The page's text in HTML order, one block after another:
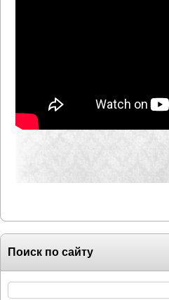
Поиск по сайту